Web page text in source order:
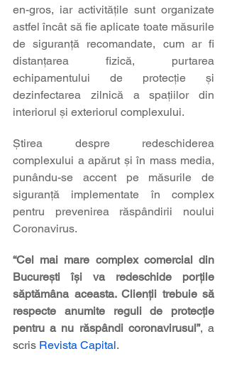
en-gros, iar activitățile sunt organizate
astfel încât să fie aplicate toate măsurile
de siguranță recomandate, cum ar fi
distanțarea fizică, purtarea
echipamentului de protecție și
dezinfectarea zilnică a spațiilor din
interiorul și exteriorul complexului.
Știrea despre redeschiderea
complexului a apărut și în mass media,
punându-se accent pe măsurile de
siguranță implementate în complex
pentru prevenirea răspândirii noului
Coronavirus.
“Cel mai mare complex comercial din
București își va redeschide porțile
săptămâna aceasta. Clienții trebuie să
respecte anumite reguli de protecție
pentru a nu răspândi coronavirusul”, a
scris Revista Capital.